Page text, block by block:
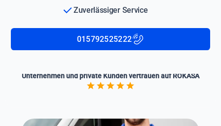
Zuverlässiger Service
015792525222
Unternehmen und private Kunden vertrauen auf ROKASA